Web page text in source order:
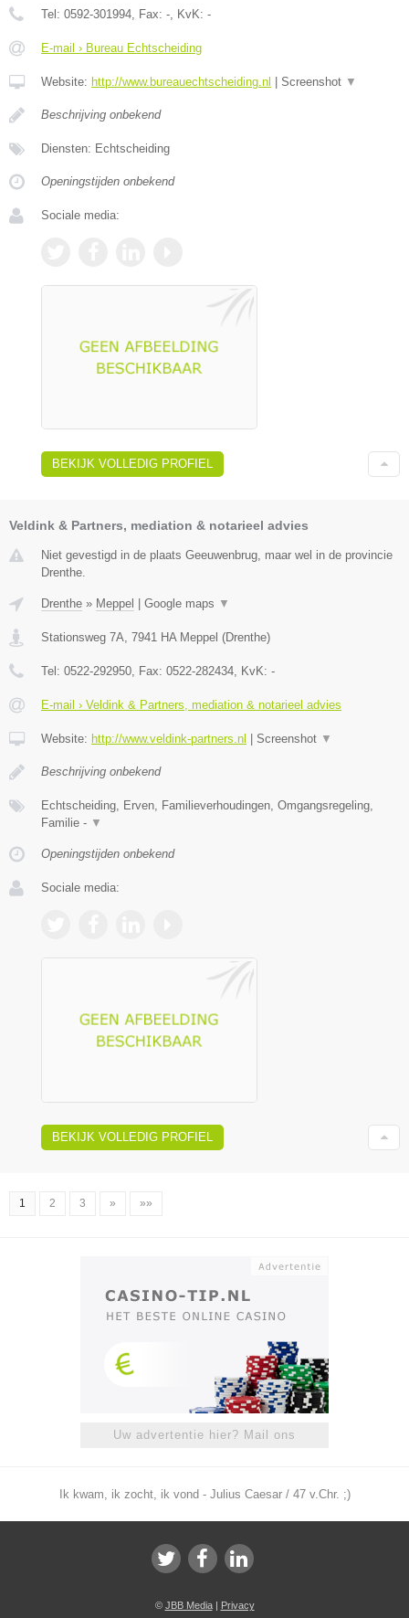
Tel: 0592-301994 , Fax: - , KvK: -
E-mail › Bureau Echtscheiding
Website: http://www.bureauechtscheiding.nl Screenshot ▼
Beschrijving onbekend
Diensten: Echtscheiding
Openingstijden onbekend
Sociale media:
BEKIJK VOLLEDIG PROFIEL
Veldink & Partners, mediation & notarieel advies
Niet gevestigd in de plaats Geeuwenbrug, maar wel in de provincie
Drenthe.
Drenthe » Meppel Google maps ▼
Stationsweg 7A, 7941 HA Meppel (Drenthe)
Tel: 0522-292950, Fax: 0522-282434, KvK: -
E-mail › Veldink & Partners, mediation & notarieel advies
Website: http://www.veldink-partners.nl Screenshot ▼
Beschrijving onbekend
Echtscheiding, Erven, Familieverhoudingen, Omgangsregeling,
Familie - ▼
Openingstijden onbekend
Sociale media:
BEKIJK VOLLEDIG PROFIEL
1 2 3 » »»
Uw advertentie hier? Mail ons
Ik kwam, ik zocht, ik vond - Julius Caesar / 47 v.Chr. ;)
© JBB Media| Privacy